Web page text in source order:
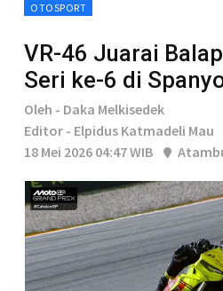
OTOSPORT
VR-46 Juarai
Seri ke-6 di
Oleh - Daka Melkisedek
Editor - Elpidus Katmadeli Mau
18 Mei 2026 04:47 WIB